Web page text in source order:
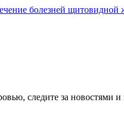
болезней щитовидной
следите за новостями и